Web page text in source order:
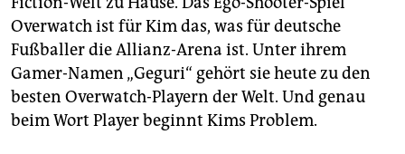
epaper login
Overwatch ist für Kim das, was für deutsche
Fußballer die Allianz-Arena ist. Unter ihrem
Gamer-Namen „Geguri“ gehört sie heute zu den
besten Overwatch-Playern der Welt. Und genau
beim Wort Player beginnt Kims Problem.